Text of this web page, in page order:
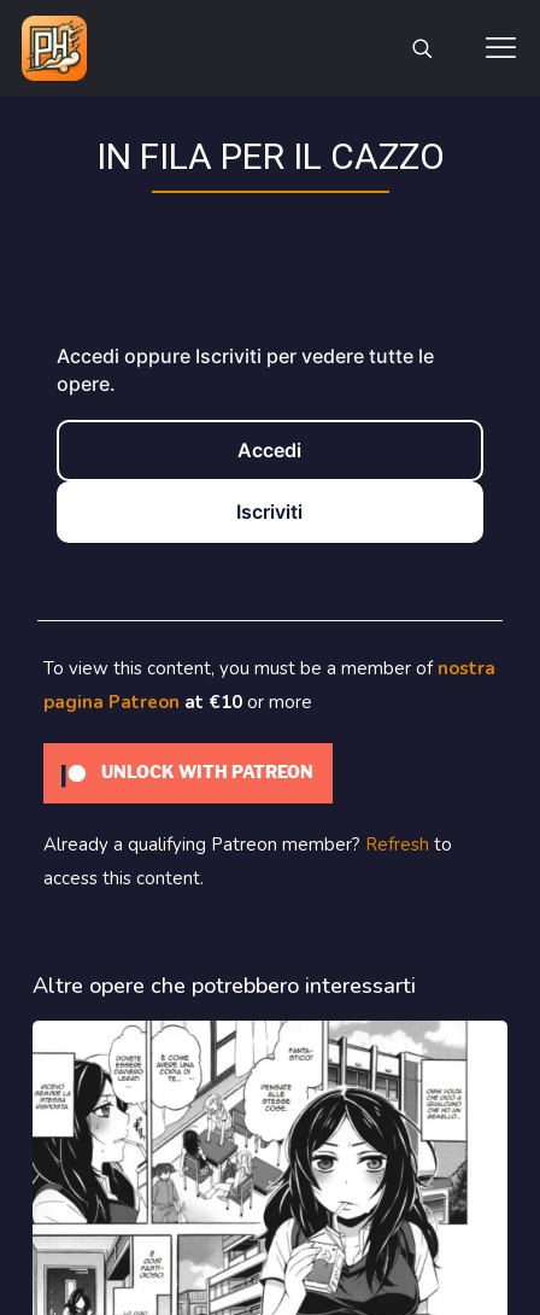
IN FILA PER IL CAZZO
Accedi oppure Iscriviti per vedere tutte le
opere.
Accedi
Iscriviti
To view this content, you must be a member of nostra
pagina Patreon at €10 or more
UNLOCK WITH PATREON
Already a qualifying Patreon member? Refresh to
access this content.
Altre opere che potrebbero interessarti